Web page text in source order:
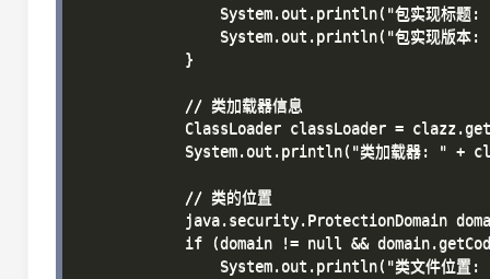
System.out.println("包实现标题
System.out.println("包实现版本
            }
            // 类加载器信息
ClassLoader classLoader =
System.out.println("类加载器: " +
            // 类的位置
java.security.ProtectionDomain
if (domain != null &&
System.out.println("类文件位置